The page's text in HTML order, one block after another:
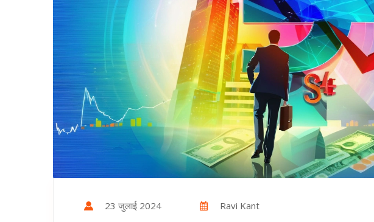
23 जुलाई 2024 Ravi Kant